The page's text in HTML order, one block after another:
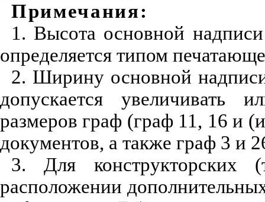
Примечания:
1. Высота основной
определяется типом
2. Ширину основной
допускается увеличивать
размеров граф (граф 11, 16 и
документов, а также граф 3 и
3. Для конструкторских
расположении